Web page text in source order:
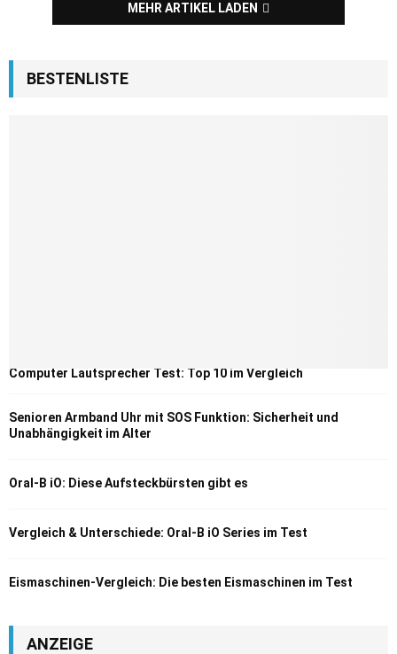
MEHR ARTIKEL LADEN
BESTENLISTE
Computer Lautsprecher Test: Top 10 im Vergleich
Senioren Armband Uhr mit SOS Funktion: Sicherheit und
Unabhängigkeit im Alter
Oral-B iO: Diese Aufsteckbürsten gibt es
Vergleich & Unterschiede: Oral-B iO Series im Test
Eismaschinen-Vergleich: Die besten Eismaschinen im Test
ANZEIGE